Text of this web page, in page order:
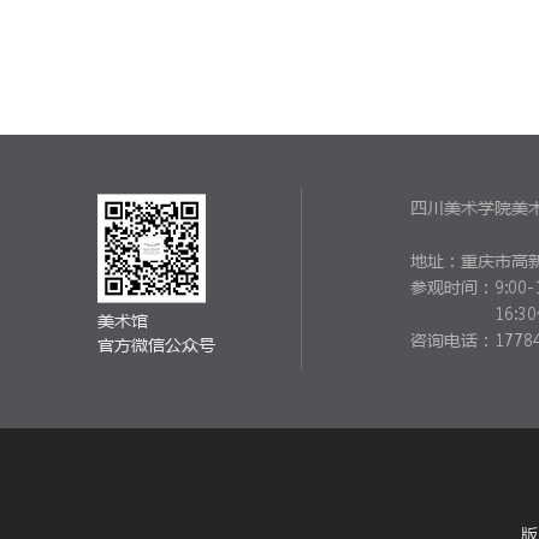
美术馆
官方微信公众号
四川美术学院美
地址：重庆市高
参观时间： 9:00-
咨询电话：